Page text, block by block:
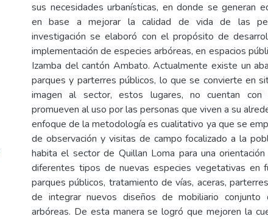
sus necesidades urbanísticas, en donde se generan
en base a mejorar la calidad de vida de las
investigación se elaboró con el propósito de
implementación de especies arbóreas, en espacios
Izamba del cantón Ambato. Actualmente existe un
parques y parterres públicos, lo que se convierte en
imagen al sector, estos lugares, no cuentan con
promueven al uso por las personas que viven a su
enfoque de la metodología es cualitativo ya que se
de observación y visitas de campo focalizado a la
habita el sector de Quillan Loma para una
diferentes tipos de nuevas especies vegetativas en
parques públicos, tratamiento de vías, aceras,
de integrar nuevos diseños de mobiliario conjunto
arbóreas. De esta manera se logró que mejoren la